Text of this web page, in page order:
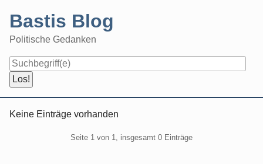
content
Bastis Blog
Politische Gedanken
Keine Einträge vorhanden
Seite 1 von 1, insgesamt 0 Einträge